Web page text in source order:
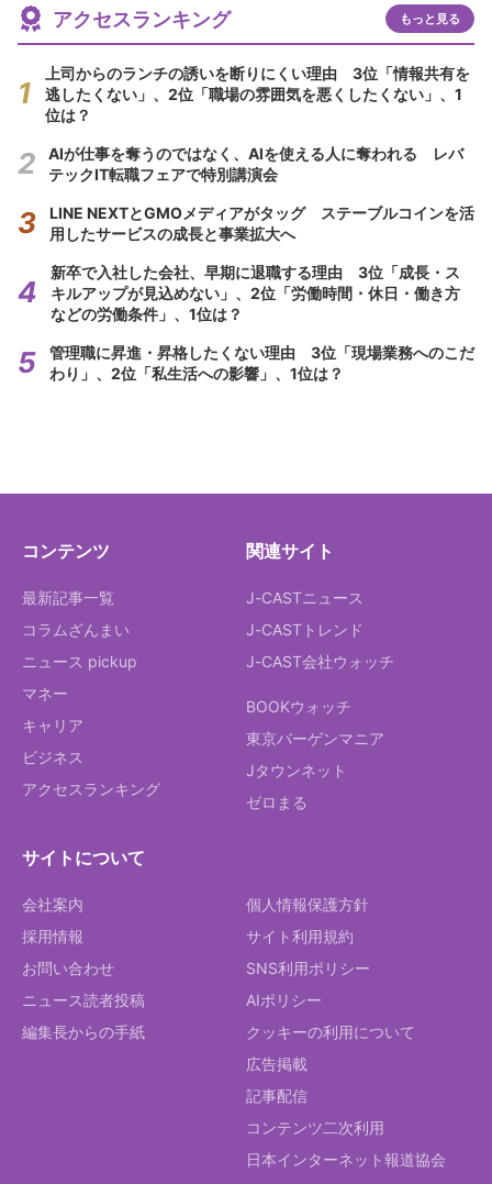
アクセスランキング もっと見る
上司からのランチの誘いを断りにくい理由 3位「情報共有を
逃したくない」、2位「職場の雰囲気を悪くしたくない」、1
位は？
AIが仕事を奪うのではなく、AIを使える人に奪われる レバ
テックIT転職フェアで特別講演会
LINE NEXTとGMOメディアがタッグ ステーブルコインを活
用したサービスの成長と事業拡大へ
新卒で入社した会社、早期に退職する理由 3位「成長・ス
キルアップが見込めない」、2位「労働時間・休日・働き方
などの労働条件」、1位は？
管理職に昇進・昇格したくない理由 3位「現場業務へのこだ
わり」、2位「私生活への影響」、1位は？
コンテンツ
最新記事一覧
コラムざんまい
ニュース pickup
マネー
キャリア
ビジネス
アクセスランキング
関連サイト
J-CASTニュース
J-CASTトレンド
J-CAST会社ウォッチ
BOOKウォッチ
東京バーゲンマニア
Jタウンネット
ゼロまる
サイトについて
会社案内
採用情報
お問い合わせ
ニュース読者投稿
編集長からの手紙
個人情報保護方針
サイト利用規約
SNS利用ポリシー
AIポリシー
クッキーの利用について
広告掲載
記事配信
コンテンツ二次利用
日本インターネット報道協会